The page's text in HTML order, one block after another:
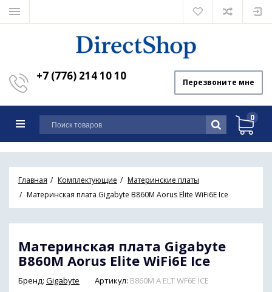
+7 (776) 214 10 10 Перезвоните мне
0
Главная Комплектующие
Материнские платы
Материнская плата Gigabyte B860M Aorus Elite WiFi6E Ice
Материнская плата Gigabyte
B860M Aorus Elite WiFi6E Ice
Бренд: Gigabyte Артикул: B860M A ELT WF6E ICE